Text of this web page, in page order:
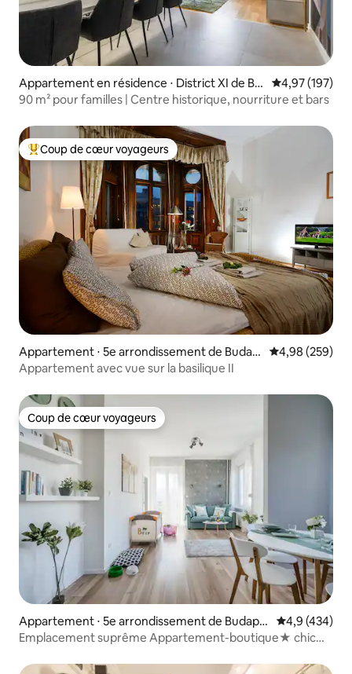
Appartement en résidence ⋅ District XI de Bu
dapest
Évaluation
4,97 (197)
90 m² pour familles | Centre historique, nourriture et bars
Coups de cœur voyageurs les plus appréciés
Coup de cœur voyageurs
Appartement ⋅ 5e arrondissement de Budap
est
Évaluation
4,98 (259)
Appartement avec vue sur la basilique II
Coup de cœur voyageurs
Coup de cœur voyageurs
Appartement ⋅ 5e arrondissement de Budape
st
Évaluation
4,9 (434)
Emplacement suprême Appartement-boutique★ chic